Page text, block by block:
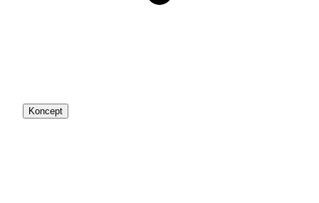
Koncept